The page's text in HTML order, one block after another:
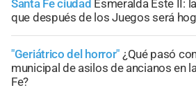
Santa Fe ciudad Esmeralda Este II:
que después de los Juegos será
"Geriátrico del horror" ¿Qué pasó
municipal de asilos de ancianos en
Fe?